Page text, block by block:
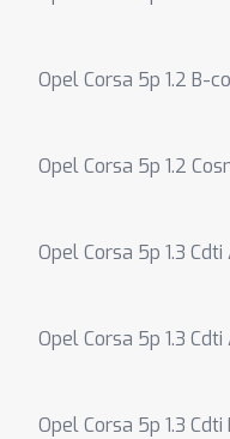
Opel Corsa 5p 1.2 B-
Opel Corsa 5p 1.2
Opel Corsa 5p 1.3
Opel Corsa 5p 1.3
Opel Corsa 5p 1.3